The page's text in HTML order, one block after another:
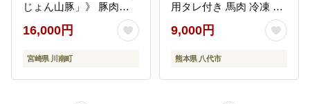
じょん山豚」》 豚肉
16,000円
宮崎県 川南町
用タレ付き 馬肉 冷凍 個
装 パック 菅乃屋 馬刺し
生食 刺身 郷土料理
9,000円
熊本県 八代市